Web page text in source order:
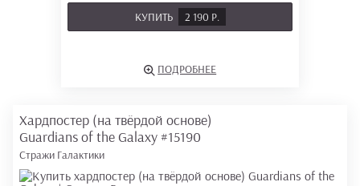
КУПИТЬ 2 190 Р.
ПОДРОБНЕЕ
Хардпостер (на твёрдой основе)
Guardians of the Galaxy #15190
Стражи Галактики